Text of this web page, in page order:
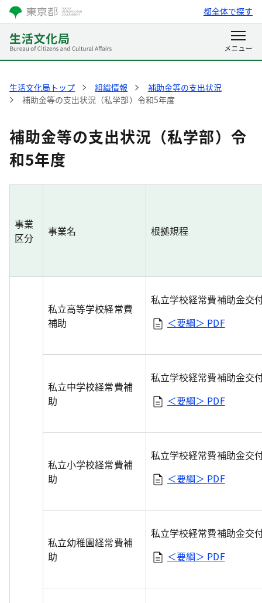
都全体で探す
生活文化局トップ 組織情報
補助金等の支出状況
補助金等の支出状況（私学部）令和5年度
補助金等の支出状況（私学部）令
和5年度
事業
区分
事業名 根拠規程
私立高等学校経常費
補助
私立学校経常費補助金交
＜要綱＞ PDF
私立中学校経常費補
助
私立学校経常費補助金交
＜要綱＞ PDF
私立小学校経常費補
助
私立学校経常費補助金交
＜要綱＞ PDF
私立幼稚園経常費補
助
私立学校経常費補助金交
＜要綱＞ PDF